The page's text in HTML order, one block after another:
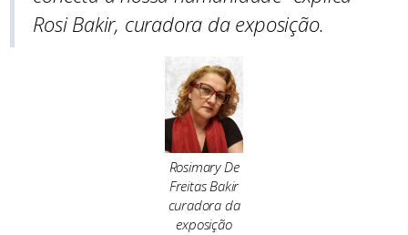
Rosi Bakir, curadora da exposição.
Rosimary De
Freitas Bakir
curadora da
exposição